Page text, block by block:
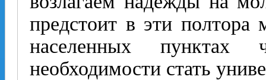
предстоит в эти
населенных
необходимости стать